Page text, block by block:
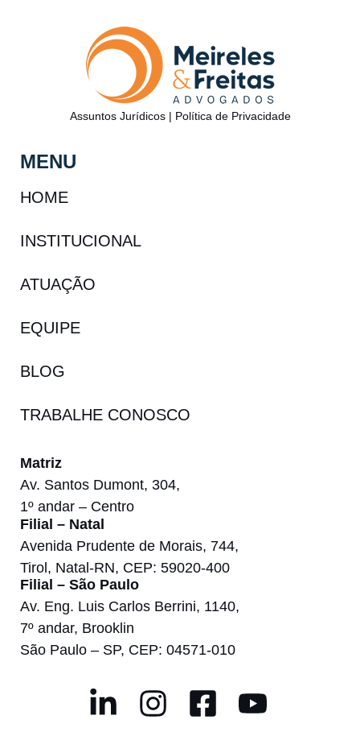
Assuntos Jurídicos | Política de Privacidade
MENU
HOME
INSTITUCIONAL
ATUAÇÃO
EQUIPE
BLOG
TRABALHE CONOSCO
Matriz
Av. Santos Dumont, 304,
1º andar – Centro
Filial – Natal
Avenida Prudente de Morais, 744,
Tirol, Natal-RN, CEP: 59020-400
Filial – São Paulo
Av. Eng. Luis Carlos Berrini, 1140,
7º andar, Brooklin
São Paulo – SP, CEP: 04571-010